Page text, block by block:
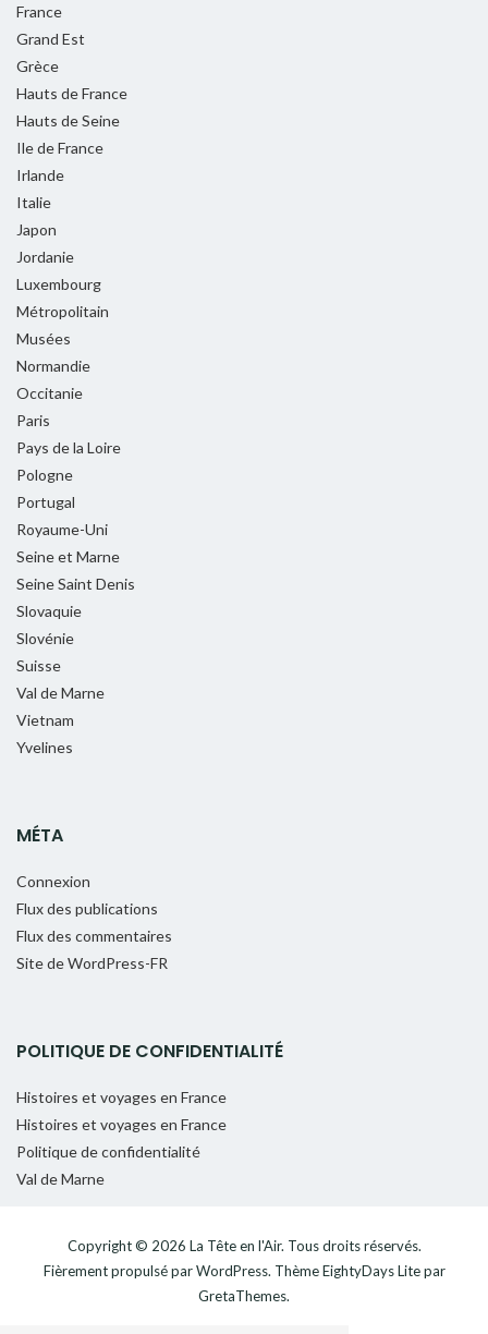
France
Grand Est
Grèce
Hauts de France
Hauts de Seine
Ile de France
Irlande
Italie
Japon
Jordanie
Luxembourg
Métropolitain
Musées
Normandie
Occitanie
Paris
Pays de la Loire
Pologne
Portugal
Royaume-Uni
Seine et Marne
Seine Saint Denis
Slovaquie
Slovénie
Suisse
Val de Marne
Vietnam
Yvelines
MÉTA
Connexion
Flux des publications
Flux des commentaires
Site de WordPress-FR
POLITIQUE DE CONFIDENTIALITÉ
Histoires et voyages en France
Histoires et voyages en France
Politique de confidentialité
Val de Marne
Copyright © 2026 La Tête en l'Air. Tous droits réservés.
Fièrement propulsé parWordPress. ThèmeEightyDays Litepar
GretaThemes.